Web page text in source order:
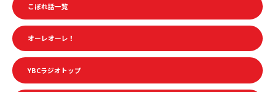
こぼれ話一覧
オーレオーレ！
YBCラジオトップ